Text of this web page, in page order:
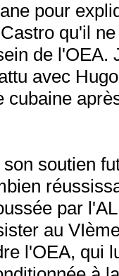
pour
qu'il
de l'OEA.
avec
cubaine
soutien
par
au
l'OEA, qui